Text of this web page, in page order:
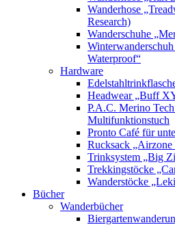
Wanderhose
Research)
Wanderschuhe
Waterproof“
Hardware
Headwear „Buff
P.A.C. Merino
Multifunktionstuch
Pronto Café für
Rucksack
Trinksystem „Big
Trekkingstöcke
Wanderstöcke
Bücher
Wanderbücher